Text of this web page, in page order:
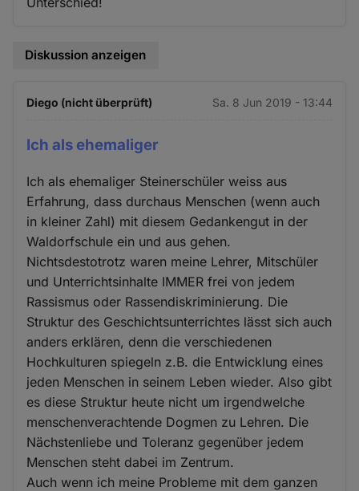
Diskussion anzeigen
Diego (nicht überprüft) Sa. 8 Jun 2019 - 13:44
Ich als ehemaliger
Ich als ehemaliger Steinerschüler weiss aus
Erfahrung, dass durchaus Menschen (wenn auch
in kleiner Zahl) mit diesem Gedankengut in der
Waldorfschule ein und aus gehen.
Nichtsdestotrotz waren meine Lehrer, Mitschüler
und Unterrichtsinhalte IMMER frei von jedem
Rassismus oder Rassendiskriminierung. Die
Struktur des Geschichtsunterrichtes lässt sich auch
anders erklären, denn die verschiedenen
Hochkulturen spiegeln z.B. die Entwicklung eines
jeden Menschen in seinem Leben wieder. Also gibt
es diese Struktur heute nicht um irgendwelche
menschenverachtende Dogmen zu Lehren. Die
Nächstenliebe und Toleranz gegenüber jedem
Menschen steht dabei im Zentrum.
Auch wenn ich meine Probleme mit dem ganzen